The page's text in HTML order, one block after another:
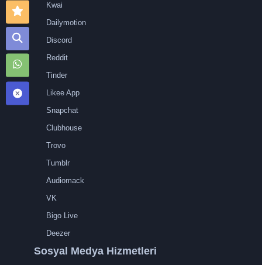
Kwai
Dailymotion
Discord
Reddit
Tinder
Likee App
Snapchat
Clubhouse
Trovo
Tumblr
Audiomack
VK
Bigo Live
Deezer
Sosyal Medya Hizmetleri